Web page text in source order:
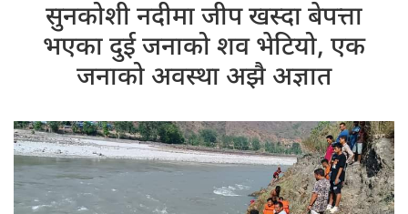
सुनकोशी नदीमा जीप खस्दा बेपत्ता
भएका दुई जनाको शव भेटियो, एक
जनाको अवस्था अझै अज्ञात